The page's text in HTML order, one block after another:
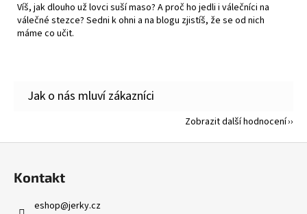
Víš, jakdlouho už lovci suší maso? A proč ho jedli i válečníci na
válečné stezce? Sedni k ohni a na blogu zjistíš, že se od nich
máme co učit.
Zobrazit další hodnocení
Kontakt
eshop@jerky.cz